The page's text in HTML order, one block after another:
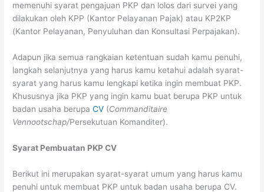
memenuhi syarat pengajuan PKP dan lolos dari survei yang
dilakukan oleh KPP (Kantor Pelayanan Pajak) atau KP2KP
(Kantor Pelayanan, Penyuluhan dan Konsultasi Perpajakan).
Adapun jika semua rangkaian ketentuan sudah kamu penuhi,
langkah selanjutnya yang harus kamu ketahui adalah syarat-
syarat yang harus kamu lengkapi ketika ingin membuat PKP.
Khususnya jika PKP yang ingin kamu buat berupa PKP untuk
badan usaha berupaCV (Commanditaire
Vennootschap/Persekutuan Komanditer).
Syarat Pembuatan PKP CV
Berikut ini merupakan syarat-syarat umum yang harus kamu
penuhi untuk membuat PKP untuk badan usaha berupa CV.